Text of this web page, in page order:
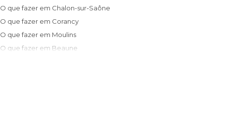
O que fazer em Chalon-sur-Saône
O que fazer em Corancy
O que fazer em Moulins
O que fazer em Beaune